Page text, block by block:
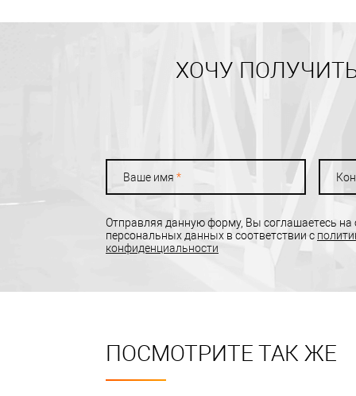
ХОЧУ
Ваше имя *
Отправляя данную форму, Вы соглашаетесь на
персональных данных в соответствии с
конфиденциальности
ПОСМОТРИТЕ ТАК ЖЕ